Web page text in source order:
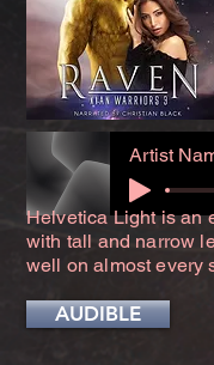
Artist
Helvetica Light is an
with tall and narrow
well on almost every
AUDIBLE